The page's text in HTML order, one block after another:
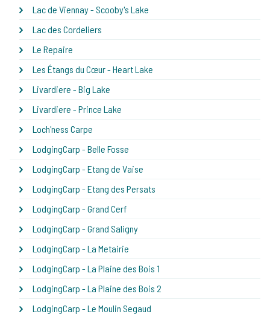
Lac de Viennay - Scooby's Lake
Lac des Cordeliers
Le Repaire
Les Étangs du Cœur - Heart Lake
Livardiere - Big Lake
Livardiere - Prince Lake
Loch'ness Carpe
LodgingCarp - Belle Fosse
LodgingCarp - Etang de Vaise
LodgingCarp - Etang des Persats
LodgingCarp - Grand Cerf
LodgingCarp - Grand Saligny
LodgingCarp - La Metairie
LodgingCarp - La Plaine des Bois 1
LodgingCarp - La Plaine des Bois 2
LodgingCarp - Le Moulin Segaud